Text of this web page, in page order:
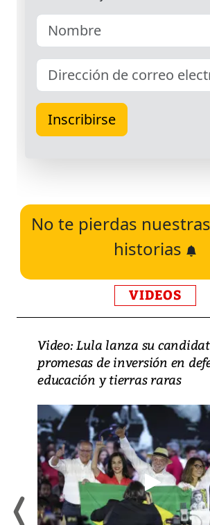
No te pierdas
historias
VIDEOS
Video: Lula lanza su
promesas de inversión en
educación y tierras raras